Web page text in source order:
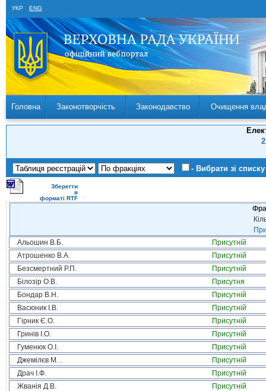
УКР ENG
Головна Законотворчість Законодавство Очищення
- Вибрати зі списку
Зберегти
в
форматі RTF
Альошин В.Б.
Присутній
Атрошенко В.А.
Присутній
Безсмертний Р.П.
Присутній
Білозір О.В.
Присутня
Бондар В.Н.
Присутній
Васюник І.В.
Присутній
Гірник Є.О.
Присутній
Гринів І.О.
Присутній
Гуменюк О.І.
Присутній
Джемілєв М. .
Присутній
Драч І.Ф.
Присутній
Жванія Д.В.
Присутній